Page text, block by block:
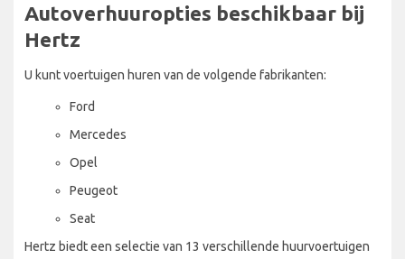
Autoverhuuropties beschikbaar bij
Hertz
U kunt voertuigen huren van de volgende fabrikanten:
Ford
Mercedes
Opel
Peugeot
Seat
Hertz biedt een selectie van 13 verschillende huurvoertuigen